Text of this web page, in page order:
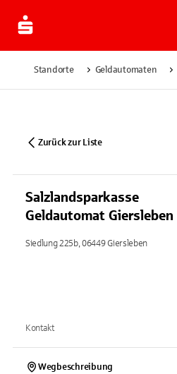
Standorte Geldautomaten
Zurück zur Liste
Salzlandsparkasse
Geldautomat Giersleben
Siedlung 225b, 06449 Giersleben
Kontakt
Wegbeschreibung